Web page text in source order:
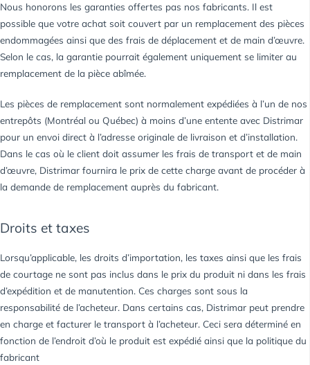
Nous honorons les garanties offertes pas nos fabricants. Il est
possible que votre achat soit couvert par un remplacement des pièces
endommagées ainsi que des frais de déplacement et de main d’œuvre.
Selon le cas, la garantie pourrait également uniquement se limiter au
remplacement de la pièce abîmée.
Les pièces de remplacement sont normalement expédiées à l’un de nos
entrepôts (Montréal ou Québec) à moins d’une entente avec Distrimar
pour un envoi direct à l’adresse originale de livraison et d’installation.
Dans le cas où le client doit assumer les frais de transport et de main
d’œuvre, Distrimar fournira le prix de cette charge avant de procéder à
la demande de remplacement auprès du fabricant.
Droits et taxes
Lorsqu’applicable, les droits d’importation, les taxes ainsi que les frais
de courtage ne sont pas inclus dans le prix du produit ni dans les frais
d’expédition et de manutention. Ces charges sont sous la
responsabilité de l’acheteur. Dans certains cas, Distrimar peut prendre
en charge et facturer le transport à l’acheteur. Ceci sera déterminé en
fonction de l’endroit d’où le produit est expédié ainsi que la politique du
fabricant